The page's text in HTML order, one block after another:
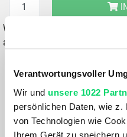
Verantwortungsvoller
Wir und unsere 1022
persönlichen Daten, wie
von Technologien wie
Ihrem Gerät zu speichern
Wähle eine Variante aus, um
anzuzeigen
Wir rufen dich an und
BESCHREIBUNG